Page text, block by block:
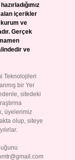
alan içerikler
ve
Gerçek
ve
Teknolojileri
bir Yer
sitedeki
üyelerimiz
olup, siteye